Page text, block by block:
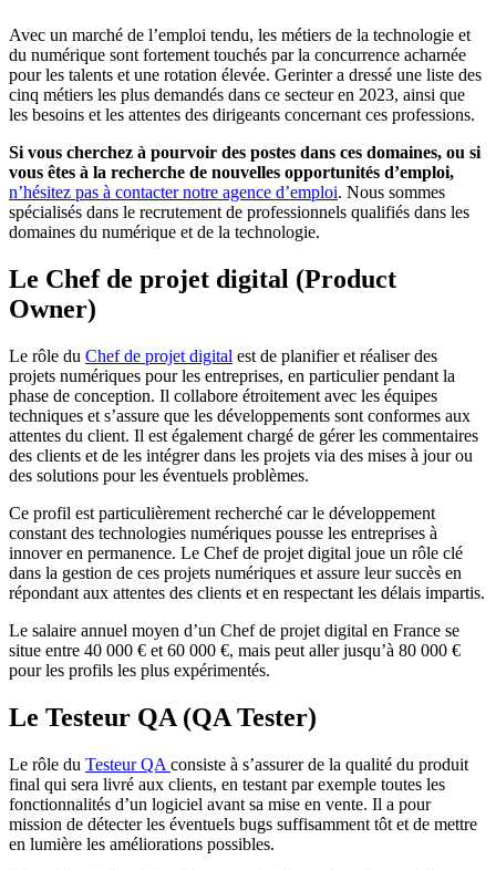
Avec un marché de l’emploi tendu, les métiers de la technologie et
du numérique sont fortement touchés par la concurrence acharnée
pour les talents et une rotation élevée. Gerinter a dressé une liste des
cinq métiers les plus demandés dans ce secteur en 2023, ainsi que
les besoins et les attentes des dirigeants concernant ces professions.
Si vous cherchez à pourvoir des postes dans ces domaines, ou si
vous êtes à la recherche de nouvelles opportunités d’emploi,
n’hésitez pas à contacter notre agence d’emploi. Nous sommes
spécialisés dans le recrutement de professionnels qualifiés dans les
domaines du numérique et de la technologie.
Le Chef de projet digital (Product
Owner)
Le rôle du Chef de projet digital est de planifier et réaliser des
projets numériques pour les entreprises, en particulier pendant la
phase de conception. Il collabore étroitement avec les équipes
techniques et s’assure que les développements sont conformes aux
attentes du client. Il est également chargé de gérer les commentaires
des clients et de les intégrer dans les projets via des mises à jour ou
des solutions pour les éventuels problèmes.
Ce profil est particulièrement recherché car le développement
constant des technologies numériques pousse les entreprises à
innover en permanence. Le Chef de projet digital joue un rôle clé
dans la gestion de ces projets numériques et assure leur succès en
répondant aux attentes des clients et en respectant les délais impartis.
Le salaire annuel moyen d’un Chef de projet digital en France se
situe entre 40 000 € et 60 000 €, mais peut aller jusqu’à 80 000 €
pour les profils les plus expérimentés.
Le Testeur QA (QA Tester)
Le rôle du Testeur QA consiste à s’assurer de la qualité du produit
final qui sera livré aux clients, en testant par exemple toutes les
fonctionnalités d’un logiciel avant sa mise en vente. Il a pour
mission de détecter les éventuels bugs suffisamment tôt et de mettre
en lumière les améliorations possibles.